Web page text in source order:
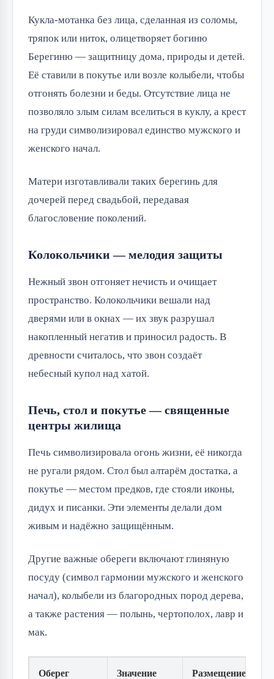
Кукла-мотанка без лица, сделанная из соломы,
тряпок или ниток, олицетворяет богиню
Берегиню — защитницу дома, природы и детей.
Её ставили в покутье или возле колыбели, чтобы
отгонять болезни и беды. Отсутствие лица не
позволяло злым силам вселиться в куклу, а крест
на груди символизировал единство мужского и
женского начал.
Матери изготавливали таких берегинь для
дочерей перед свадьбой, передавая
благословение поколений.
Колокольчики — мелодия защиты
Нежный звон отгоняет нечисть и очищает
пространство. Колокольчики вешали над
дверями или в окнах — их звук разрушал
накопленный негатив и приносил радость. В
древности считалось, что звон создаёт
небесный купол над хатой.
Печь, стол и покутье — священные
центры жилища
Печь символизировала огонь жизни, её никогда
не ругали рядом. Стол был алтарём достатка, а
покутье — местом предков, где стояли иконы,
дидух и писанки. Эти элементы делали дом
живым и надёжно защищённым.
Другие важные обереги включают глиняную
посуду (символ гармонии мужского и женского
начал), колыбели из благородных пород дерева,
а также растения — полынь, чертополох, лавр и
мак.
Оберег Значение Размещение